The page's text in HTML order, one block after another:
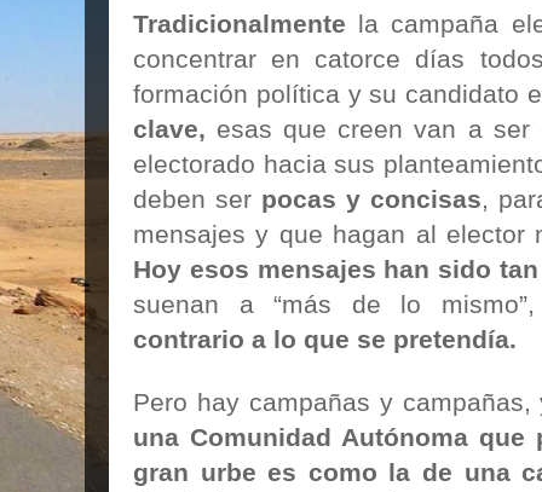
Tradicionalmente la campaña
concentrar en catorce días
formación política y su candidato
clave, esas que creen van a ser
electorado hacia sus
deben ser pocas y concisas,
mensajes y que hagan al elector
Hoy esos mensajes han sido
suenan a “más de lo
contrario a lo que se pretendía.
Pero hay campañas y
una Comunidad Autónoma
gran urbe es como la de una